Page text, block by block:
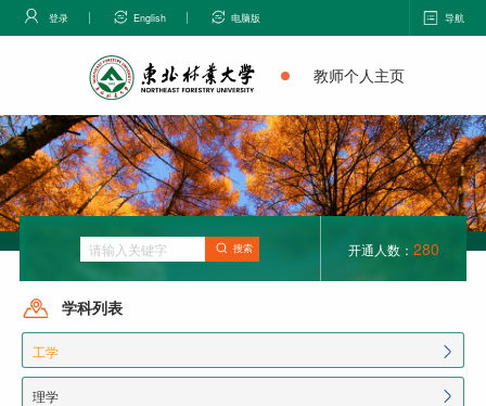
登录 English 电脑版 导航
教师个人主页
搜索 开通人数： 280
学科列表
工学
理学